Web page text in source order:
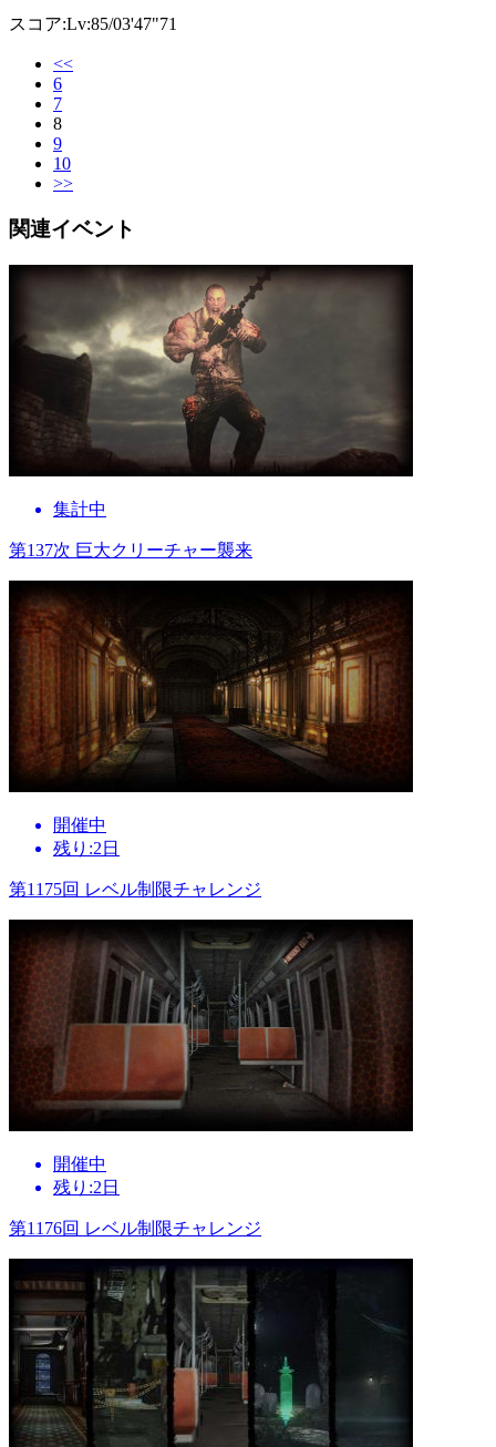
スコア:Lv:85/03'47"71
<<
6
7
8
9
10
>>
関連イベント
集計中
第137次 巨大クリーチャー襲来
開催中
残り:2日
第1175回 レベル制限チャレンジ
開催中
残り:2日
第1176回 レベル制限チャレンジ